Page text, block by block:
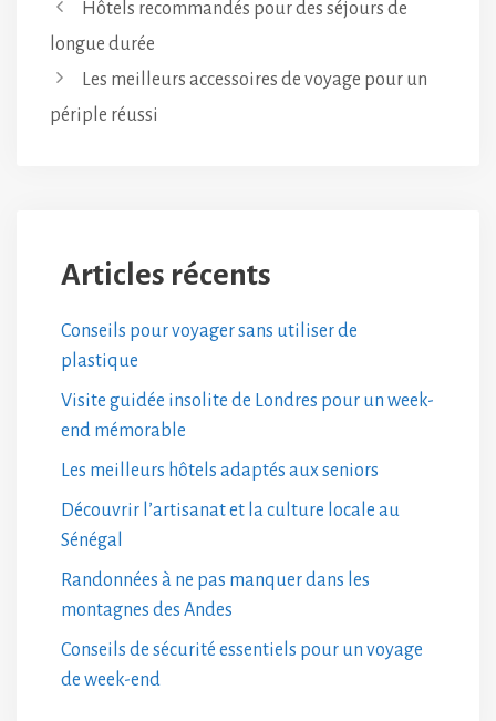
Hôtels recommandés pour des séjours de
longue durée
Les meilleurs accessoires de voyage pour un
périple réussi
Articles récents
Conseils pour voyager sans utiliser de
plastique
Visite guidée insolite de Londres pour un week-
end mémorable
Les meilleurs hôtels adaptés aux seniors
Découvrir l’artisanat et la culture locale au
Sénégal
Randonnées à ne pas manquer dans les
montagnes des Andes
Conseils de sécurité essentiels pour un voyage
de week-end